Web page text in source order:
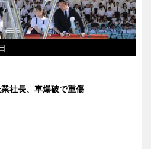
業社長、車爆破で重傷